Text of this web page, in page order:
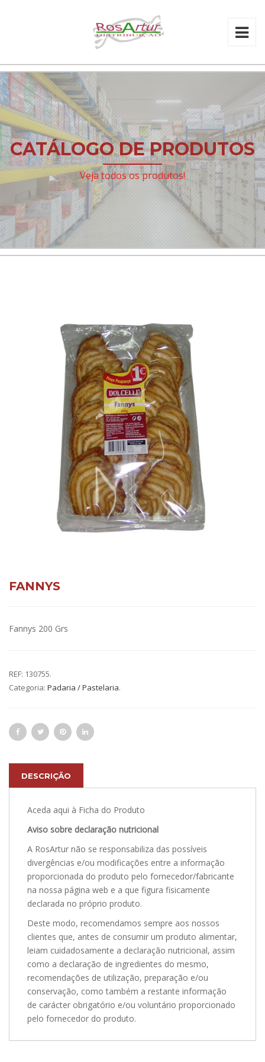
CATÁLOGO DE PRODUTOS
Veja todos os produtos!
FANNYS
Fannys 200 Grs
REF: 130755.
Categoria: Padaria / Pastelaria.
DESCRIÇÃO
Aceda aqui à Ficha do Produto
Aviso sobre declaração nutricional
A RosArtur não se responsabiliza das possíveis
divergências e/ou modificações entre a informação
proporcionada do produto pelo fornecedor/fabricante
na nossa página web e a que figura fisicamente
declarada no próprio produto.
Deste modo, recomendamos sempre aos nossos
clientes que, antes de consumir um produto alimentar,
leiam cuidadosamente a declaração nutricional, assim
como a declaração de ingredientes do mesmo,
recomendações de utilização, preparação e/ou
conservação, como também a restante informação
de carácter obrigatório e/ou voluntário proporcionado
pelo fornecedor do produto.